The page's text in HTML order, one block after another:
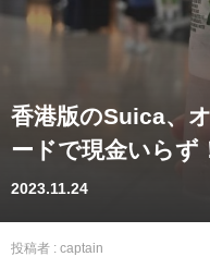
香港版のSuica、
ードで現金いらず
2023.11.24
投稿者 : captain